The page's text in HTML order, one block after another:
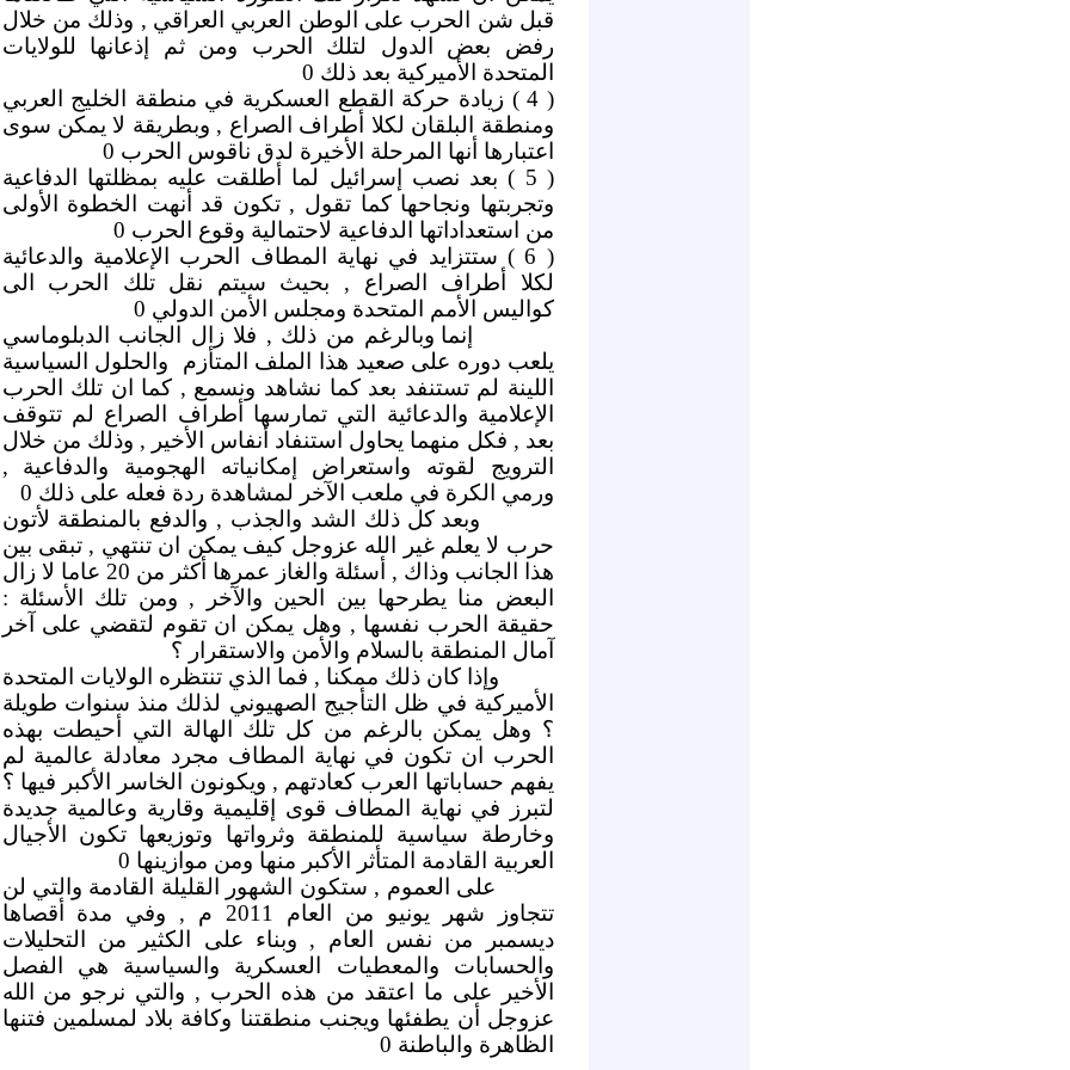
قبل شن الحرب على الوطن العربي العراقي , وذلك من خلال
رفض بعض الدول لتلك الحرب ومن ثم إذعانها للولايات
المتحدة الأميركية بعد ذلك 0
( 4 ) زيادة حركة القطع العسكرية في منطقة الخليج العربي
ومنطقة البلقان لكلا أطراف الصراع , وبطريقة لا يمكن سوى
اعتبارها أنها المرحلة الأخيرة لدق ناقوس الحرب 0
( 5 ) بعد نصب إسرائيل لما أطلقت عليه بمظلتها الدفاعية
وتجربتها ونجاحها كما تقول , تكون قد أنهت الخطوة الأولى
من استعداداتها الدفاعية لاحتمالية وقوع الحرب 0
( 6 ) ستتزايد في نهاية المطاف الحرب الإعلامية والدعائية
لكلا أطراف الصراع , بحيث سيتم نقل تلك الحرب الى
كواليس الأمم المتحدة ومجلس الأمن الدولي 0
إنما وبالرغم من ذلك , فلا زال الجانب الدبلوماسي
يلعب دوره على صعيد هذا الملف المتأزم
والحلول السياسية
اللينة لم تستنفد بعد كما نشاهد ونسمع , كما ان تلك الحرب
الإعلامية والدعائية التي تمارسها أطراف الصراع لم تتوقف
بعد , فكل منهما يحاول استنفاد أنفاس الأخير , وذلك من خلال
الترويج لقوته واستعراض إمكانياته الهجومية والدفاعية ,
ورمي الكرة في ملعب الآخر لمشاهدة ردة فعله على ذلك 0
وبعد كل ذلك الشد والجذب , والدفع بالمنطقة لأتون
حرب لا يعلم غير الله عزوجل كيف يمكن ان تنتهي , تبقى بين
هذا الجانب وذاك , أسئلة والغاز عمرها أكثر من 20 عاما لا زال
البعض منا يطرحها بين الحين والآخر , ومن تلك الأسئلة :
حقيقة الحرب نفسها , وهل يمكن ان تقوم لتقضي على آخر
آمال المنطقة بالسلام والأمن والاستقرار ؟
وإذا كان ذلك ممكنا , فما الذي تنتظره الولايات المتحدة
الأميركية في ظل التأجيج الصهيوني لذلك منذ سنوات طويلة
؟ وهل يمكن بالرغم من كل تلك الهالة التي أحيطت بهذه
الحرب ان تكون في نهاية المطاف مجرد معادلة عالمية لم
يفهم حساباتها العرب كعادتهم , ويكونون الخاسر الأكبر فيها ؟
لتبرز في نهاية المطاف قوى إقليمية وقارية وعالمية جديدة
وخارطة سياسية للمنطقة وثرواتها وتوزيعها تكون الأجيال
العربية القادمة المتأثر الأكبر منها ومن موازينها 0
على العموم , ستكون الشهور القليلة القادمة والتي لن
تتجاوز شهر يونيو من العام 2011 م , وفي مدة أقصاها
ديسمبر من نفس العام , وبناء على الكثير من التحليلات
والحسابات والمعطيات العسكرية والسياسية هي الفصل
الأخير على ما اعتقد من هذه الحرب , والتي نرجو من الله
عزوجل أن يطفئها ويجنب منطقتنا وكافة بلاد لمسلمين فتنها
الظاهرة والباطنة 0